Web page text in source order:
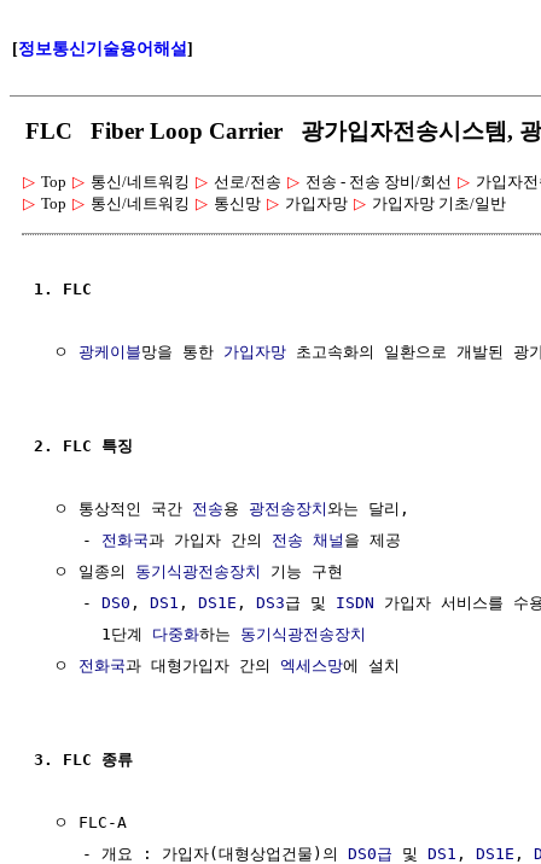
[정보통신기술용어해설]
FLC Fiber Loop Carrier 광가입자전송시스템,
▷ Top ▷ 통신/네트워킹 ▷ 선로/전송 ▷ 전송 - 전송 장비/회선 ▷ 가입자
▷ Top ▷ 통신/네트워킹 ▷ 통신망 ▷ 가입자망 ▷ 가입자망 기초/일반
1. FLC
  ㅇ
광케이블망을 통한 가입자망 초고속화의 일환으로 개발된 광
2. FLC 특징
  ㅇ 통상적인 국간
전송용 광전송장치와는 달리,
     -
전화국과 가입자 간의 전송 채널 을 제공
  ㅇ 일종의
동기식광전송장치
기능 구현
     -
DS0 , DS1 , DS1E , DS3급 및 ISDN 가입자 서비스를 수
       1단계
다중화하는 동기식광전송장치
  ㅇ
전화국과 대형가입자 간의 엑세스망에 설치
3. FLC 종류
  ㅇ FLC-A
     - 개요 : 가입자(대형상업건물)의
DS0급 및 DS1 , DS1E ,